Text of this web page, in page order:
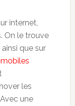
internet,
On le trouve
que sur
les
une